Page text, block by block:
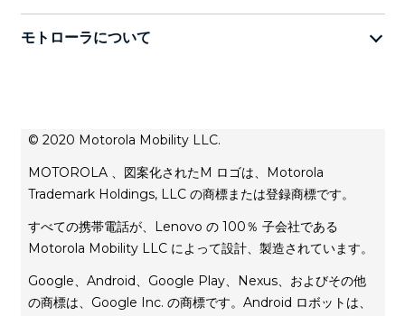
お問い合わせ
レスキュー＆スマートアシスタントツールは
モトローラについて
プライバシー保護方針
プライバシー製品方針
利用規約
© 2020 Motorola Mobility LLC.
MOTOROLA 、図案化されたM ロゴは、Motorola
Trademark Holdings, LLC の商標または登録商標です。
すべての携帯電話が、Lenovo の 100％ 子会社である
Motorola Mobility LLC によって設計、製造されています。
Google、Android、Google Play、Nexus、およびその他
の商標は、Google Inc. の商標です。Android ロボットは、